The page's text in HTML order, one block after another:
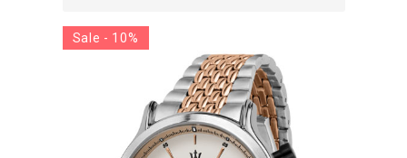
Sale - 10%